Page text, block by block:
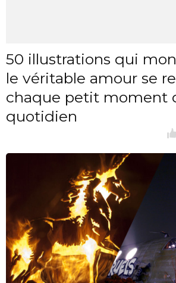
50 illustrations qui
le véritable amour se
chaque petit moment
quotidien